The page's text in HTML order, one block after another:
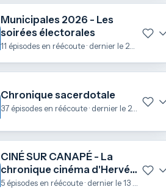
Municipales 2026 - Les
soirées électorales
11 épisodes en réécoute · dernier le 23 mars
Chronique sacerdotale
CINÉ SUR CANAPÉ - La
chronique cinéma d'Hervé
Le Roch
5 épisodes en réécoute · dernier le 13 octobre